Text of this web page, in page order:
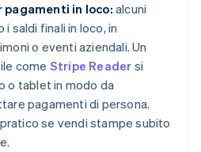
in loco: alcuni
saldi finali in loco, in
o eventi aziendali. Un
come Stripe Reader si
o tablet in modo da
pagamenti di persona.
se vendi stampe subito